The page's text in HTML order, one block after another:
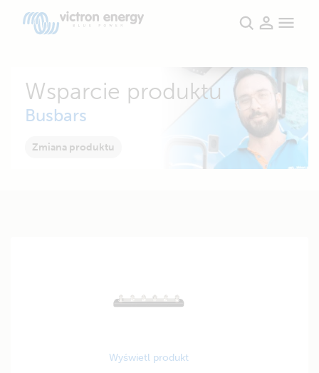
Wsparcie produktu
Busbars
Zmiana produktu
Wyświetl produkt